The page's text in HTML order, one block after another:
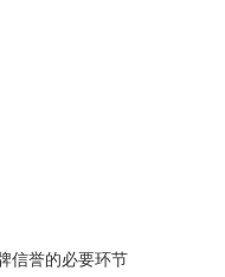
信誉的必要环节